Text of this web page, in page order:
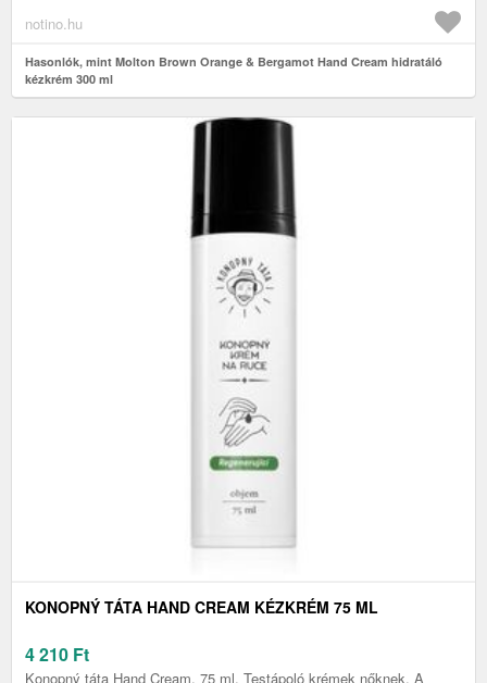
notino.hu
Hasonlók, mint Molton Brown Orange & Bergamot Hand Cream hidratáló
kézkrém 300 ml
KONOPNÝ TÁTA HAND CREAM KÉZKRÉM 75 ML
4 210 Ft
Konopný táta Hand Cream, 75 ml, Testápoló krémek nőknek, A